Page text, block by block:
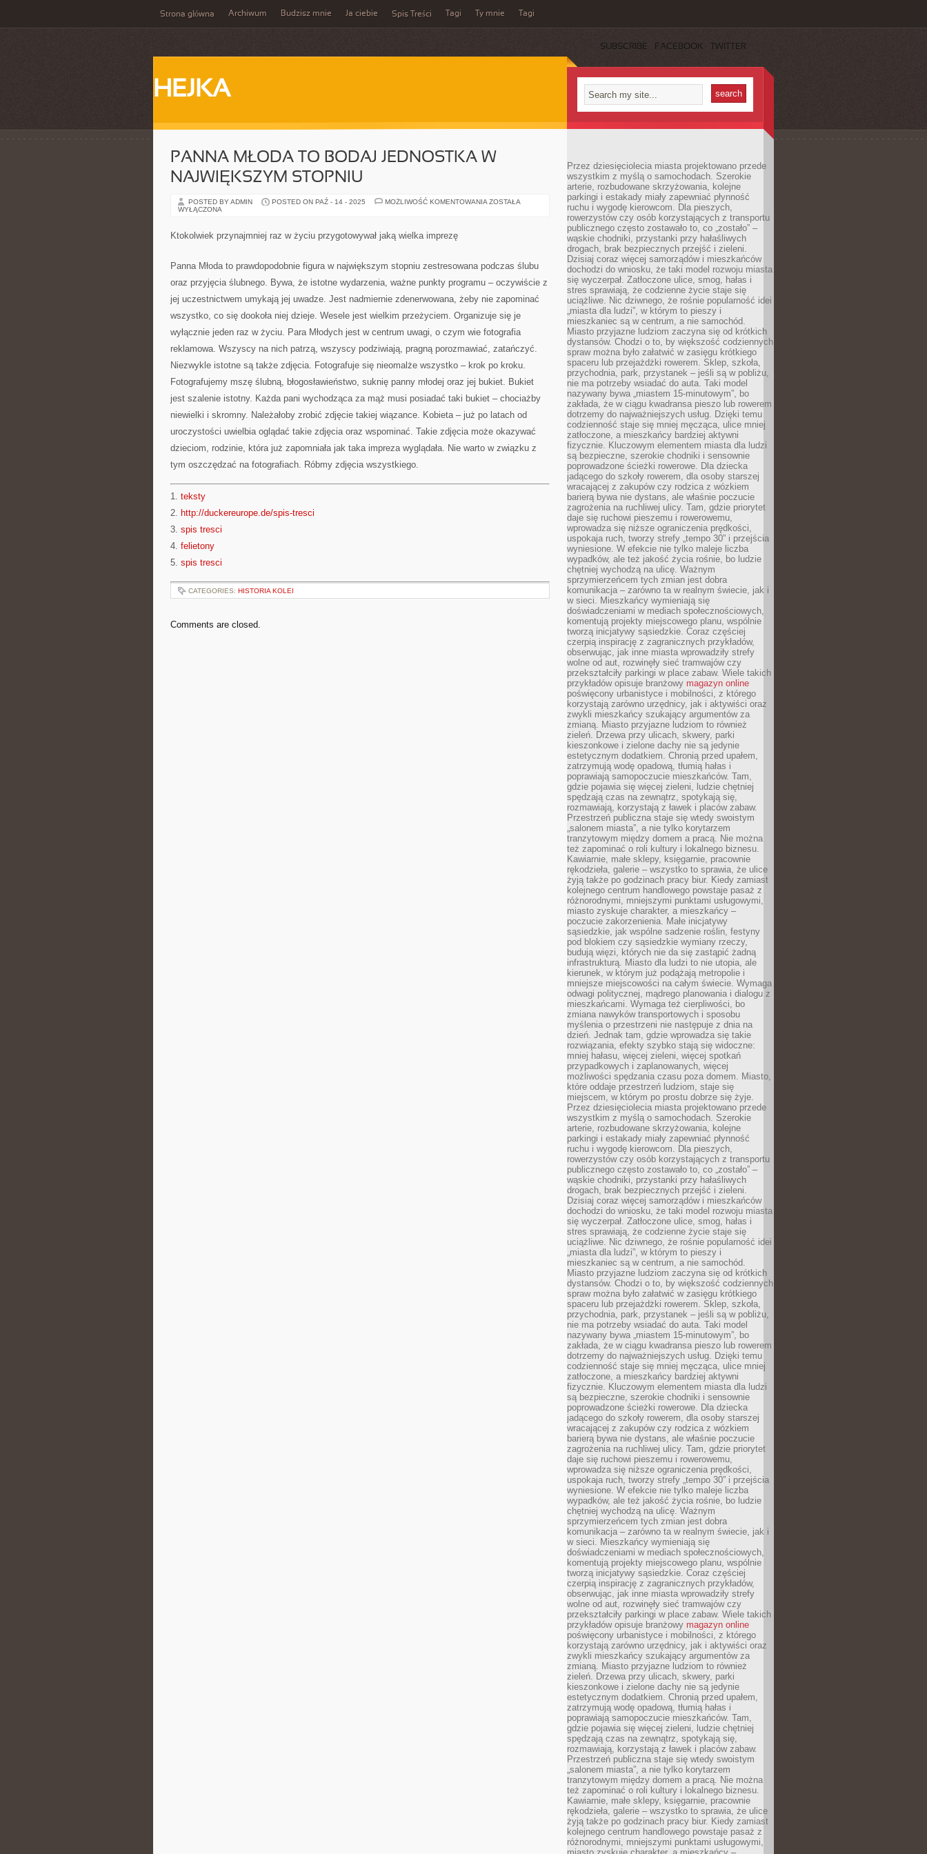
Strona główna Archiwum Budzisz mnie Ja ciebie Spis Treści Tagi Ty mnie Tagi
SUBSCRIBE FACEBOOK TWITTER
HEJKA
PANNA MŁODA TO BODAJ JEDNOSTKA W
NAJWIĘKSZYM STOPNIU
POSTED BY ADMIN POSTED ON PAŹ - 14 - 2025 MOŻLIWOŚĆ KOMENTOWANIA PANNA
ZOSTAŁA
WYŁĄCZONA
Ktokolwiek przynajmniej raz w życiu przygotowywał jaką wielka imprezę
Panna Młoda to prawdopodobnie figura w największym stopniu zestresowana podczas ślubu
oraz przyjęcia ślubnego. Bywa, że istotne wydarzenia, ważne punkty programu – oczywiście z
jej uczestnictwem umykają jej uwadze. Jest nadmiernie zdenerwowana, żeby nie zapominać
wszystko, co się dookoła niej dzieje. Wesele jest wielkim przeżyciem. Organizuje się je
wyłącznie jeden raz w życiu. Para Młodych jest w centrum uwagi, o czym wie fotografia
reklamowa. Wszyscy na nich patrzą, wszyscy podziwiają, pragną porozmawiać, zatańczyć.
Niezwykle istotne są także zdjęcia. Fotografuje się nieomalże wszystko – krok po kroku.
Fotografujemy mszę ślubną, błogosławieństwo, suknię panny młodej oraz jej bukiet. Bukiet
jest szalenie istotny. Każda pani wychodząca za mąż musi posiadać taki bukiet – chociażby
niewielki i skromny. Należałoby zrobić zdjęcie takiej wiązance. Kobieta – już po latach od
uroczystości uwielbia oglądać takie zdjęcia oraz wspominać. Takie zdjęcia może okazywać
dzieciom, rodzinie, która już zapomniała jak taka impreza wyglądała. Nie warto w związku z
tym oszczędzać na fotografiach. Róbmy zdjęcia wszystkiego.
1. teksty
2. http://duckereurope.de/spis-tresci
3. spis tresci
4. felietony
5. spis tresci
CATEGORIES: HISTORIA KOLEI
Comments are closed.
Przez dziesięciolecia miasta projektowano przede
wszystkim z myślą o samochodach. Szerokie
arterie, rozbudowane skrzyżowania, kolejne
parkingi i estakady miały zapewniać płynność
ruchu i wygodę kierowcom. Dla pieszych,
rowerzystów czy osób korzystających z transportu
publicznego często zostawało to, co „zostało” –
wąskie chodniki, przystanki przy hałaśliwych
drogach, brak bezpiecznych przejść i zieleni.
Dzisiaj coraz więcej samorządów i mieszkańców
dochodzi do wniosku, że taki model rozwoju miasta
się wyczerpał. Zatłoczone ulice, smog, hałas i
stres sprawiają, że codzienne życie staje się
uciążliwe. Nic dziwnego, że rośnie popularność idei
„miasta dla ludzi”, w którym to pieszy i
mieszkaniec są w centrum, a nie samochód.
Miasto przyjazne ludziom zaczyna się od krótkich
dystansów. Chodzi o to, by większość codziennych
spraw można było załatwić w zasięgu krótkiego
spaceru lub przejażdżki rowerem. Sklep, szkoła,
przychodnia, park, przystanek – jeśli są w pobliżu,
nie ma potrzeby wsiadać do auta. Taki model
nazywany bywa „miastem 15-minutowym”, bo
zakłada, że w ciągu kwadransa pieszo lub rowerem
dotrzemy do najważniejszych usług. Dzięki temu
codzienność staje się mniej męcząca, ulice mniej
zatłoczone, a mieszkańcy bardziej aktywni
fizycznie. Kluczowym elementem miasta dla ludzi
są bezpieczne, szerokie chodniki i sensownie
poprowadzone ścieżki rowerowe. Dla dziecka
jadącego do szkoły rowerem, dla osoby starszej
wracającej z zakupów czy rodzica z wózkiem
barierą bywa nie dystans, ale właśnie poczucie
zagrożenia na ruchliwej ulicy. Tam, gdzie priorytet
daje się ruchowi pieszemu i rowerowemu,
wprowadza się niższe ograniczenia prędkości,
uspokaja ruch, tworzy strefy „tempo 30” i przejścia
wyniesione. W efekcie nie tylko maleje liczba
wypadków, ale też jakość życia rośnie, bo ludzie
chętniej wychodzą na ulicę. Ważnym
sprzymierzeńcem tych zmian jest dobra
komunikacja – zarówno ta w realnym świecie, jak i
w sieci. Mieszkańcy wymieniają się
doświadczeniami w mediach społecznościowych,
komentują projekty miejscowego planu, wspólnie
tworzą inicjatywy sąsiedzkie. Coraz częściej
czerpią inspirację z zagranicznych przykładów,
obserwując, jak inne miasta wprowadziły strefy
wolne od aut, rozwinęły sieć tramwajów czy
przekształciły parkingi w place zabaw. Wiele takich
przykładów opisuje branżowy magazyn online
poświęcony urbanistyce i mobilności, z którego
korzystają zarówno urzędnicy, jak i aktywiści oraz
zwykli mieszkańcy szukający argumentów za
zmianą. Miasto przyjazne ludziom to również
zieleń. Drzewa przy ulicach, skwery, parki
kieszonkowe i zielone dachy nie są jedynie
estetycznym dodatkiem. Chronią przed upałem,
zatrzymują wodę opadową, tłumią hałas i
poprawiają samopoczucie mieszkańców. Tam,
gdzie pojawia się więcej zieleni, ludzie chętniej
spędzają czas na zewnątrz, spotykają się,
rozmawiają, korzystają z ławek i placów zabaw.
Przestrzeń publiczna staje się wtedy swoistym
„salonem miasta”, a nie tylko korytarzem
tranzytowym między domem a pracą. Nie można
też zapominać o roli kultury i lokalnego biznesu.
Kawiarnie, małe sklepy, księgarnie, pracownie
rękodzieła, galerie – wszystko to sprawia, że ulice
żyją także po godzinach pracy biur. Kiedy zamiast
kolejnego centrum handlowego powstaje pasaż z
różnorodnymi, mniejszymi punktami usługowymi,
miasto zyskuje charakter, a mieszkańcy –
poczucie zakorzenienia. Małe inicjatywy
sąsiedzkie, jak wspólne sadzenie roślin, festyny
pod blokiem czy sąsiedzkie wymiany rzeczy,
budują więzi, których nie da się zastąpić żadną
infrastrukturą. Miasto dla ludzi to nie utopia, ale
kierunek, w którym już podążają metropolie i
mniejsze miejscowości na całym świecie. Wymaga
odwagi politycznej, mądrego planowania i dialogu z
mieszkańcami. Wymaga też cierpliwości, bo
zmiana nawyków transportowych i sposobu
myślenia o przestrzeni nie następuje z dnia na
dzień. Jednak tam, gdzie wprowadza się takie
rozwiązania, efekty szybko stają się widoczne:
mniej hałasu, więcej zieleni, więcej spotkań
przypadkowych i zaplanowanych, więcej
możliwości spędzania czasu poza domem. Miasto,
które oddaje przestrzeń ludziom, staje się
miejscem, w którym po prostu dobrze się żyje.
Przez dziesięciolecia miasta projektowano przede
wszystkim z myślą o samochodach. Szerokie
arterie, rozbudowane skrzyżowania, kolejne
parkingi i estakady miały zapewniać płynność
ruchu i wygodę kierowcom. Dla pieszych,
rowerzystów czy osób korzystających z transportu
publicznego często zostawało to, co „zostało” –
wąskie chodniki, przystanki przy hałaśliwych
drogach, brak bezpiecznych przejść i zieleni.
Dzisiaj coraz więcej samorządów i mieszkańców
dochodzi do wniosku, że taki model rozwoju miasta
się wyczerpał. Zatłoczone ulice, smog, hałas i
stres sprawiają, że codzienne życie staje się
uciążliwe. Nic dziwnego, że rośnie popularność idei
„miasta dla ludzi”, w którym to pieszy i
mieszkaniec są w centrum, a nie samochód.
Miasto przyjazne ludziom zaczyna się od krótkich
dystansów. Chodzi o to, by większość codziennych
spraw można było załatwić w zasięgu krótkiego
spaceru lub przejażdżki rowerem. Sklep, szkoła,
przychodnia, park, przystanek – jeśli są w pobliżu,
nie ma potrzeby wsiadać do auta. Taki model
nazywany bywa „miastem 15-minutowym”, bo
zakłada, że w ciągu kwadransa pieszo lub rowerem
dotrzemy do najważniejszych usług. Dzięki temu
codzienność staje się mniej męcząca, ulice mniej
zatłoczone, a mieszkańcy bardziej aktywni
fizycznie. Kluczowym elementem miasta dla ludzi
są bezpieczne, szerokie chodniki i sensownie
poprowadzone ścieżki rowerowe. Dla dziecka
jadącego do szkoły rowerem, dla osoby starszej
wracającej z zakupów czy rodzica z wózkiem
barierą bywa nie dystans, ale właśnie poczucie
zagrożenia na ruchliwej ulicy. Tam, gdzie priorytet
daje się ruchowi pieszemu i rowerowemu,
wprowadza się niższe ograniczenia prędkości,
uspokaja ruch, tworzy strefy „tempo 30” i przejścia
wyniesione. W efekcie nie tylko maleje liczba
wypadków, ale też jakość życia rośnie, bo ludzie
chętniej wychodzą na ulicę. Ważnym
sprzymierzeńcem tych zmian jest dobra
komunikacja – zarówno ta w realnym świecie, jak i
w sieci. Mieszkańcy wymieniają się
doświadczeniami w mediach społecznościowych,
komentują projekty miejscowego planu, wspólnie
tworzą inicjatywy sąsiedzkie. Coraz częściej
czerpią inspirację z zagranicznych przykładów,
obserwując, jak inne miasta wprowadziły strefy
wolne od aut, rozwinęły sieć tramwajów czy
przekształciły parkingi w place zabaw. Wiele takich
przykładów opisuje branżowy magazyn online
poświęcony urbanistyce i mobilności, z którego
korzystają zarówno urzędnicy, jak i aktywiści oraz
zwykli mieszkańcy szukający argumentów za
zmianą. Miasto przyjazne ludziom to również
zieleń. Drzewa przy ulicach, skwery, parki
kieszonkowe i zielone dachy nie są jedynie
estetycznym dodatkiem. Chronią przed upałem,
zatrzymują wodę opadową, tłumią hałas i
poprawiają samopoczucie mieszkańców. Tam,
gdzie pojawia się więcej zieleni, ludzie chętniej
spędzają czas na zewnątrz, spotykają się,
rozmawiają, korzystają z ławek i placów zabaw.
Przestrzeń publiczna staje się wtedy swoistym
„salonem miasta”, a nie tylko korytarzem
tranzytowym między domem a pracą. Nie można
też zapominać o roli kultury i lokalnego biznesu.
Kawiarnie, małe sklepy, księgarnie, pracownie
rękodzieła, galerie – wszystko to sprawia, że ulice
żyją także po godzinach pracy biur. Kiedy zamiast
kolejnego centrum handlowego powstaje pasaż z
różnorodnymi, mniejszymi punktami usługowymi,